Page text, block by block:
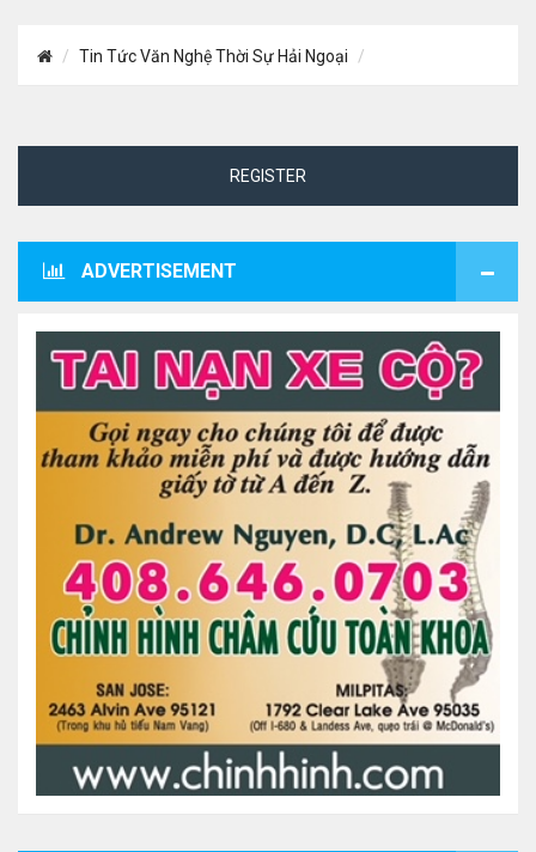
Tin Tức Văn Nghệ Thời Sự Hải Ngoại
REGISTER
ADVERTISEMENT